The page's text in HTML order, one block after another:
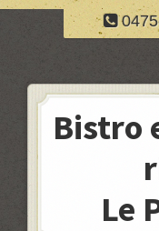
Bistro
Le